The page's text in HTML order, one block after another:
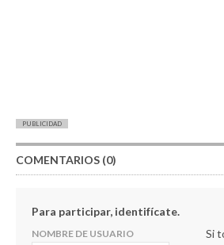
PUBLICIDAD
COMENTARIOS (0)
Para participar, identifícate.
NOMBRE DE USUARIO
Si